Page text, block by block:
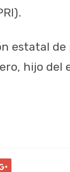
estatal
hijo del